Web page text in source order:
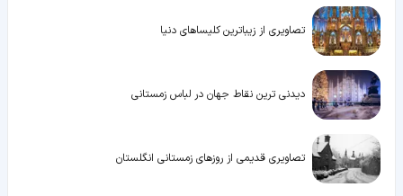
تصاویری از زیباترین کلیساهای دنیا
دیدنی ترین نقاط جهان در لباس زمستانی
تصاویری قدیمی از روزهای زمستانی انگلستان